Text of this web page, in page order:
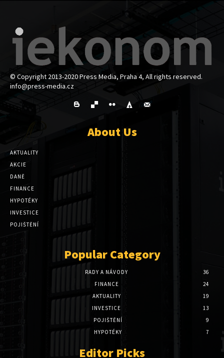
© Copyright 2013-2020 Press Media, Praha 4, All rights reserved.
info@press-media.cz
About Us
AKTUALITY
AKCIE
DANĚ
FINANCE
HYPOTÉKY
INVESTICE
POJIŠTĚNÍ
Popular Category
RADY A NÁVODY
36
FINANCE
24
AKTUALITY
19
INVESTICE
13
POJIŠTĚNÍ
9
HYPOTÉKY
7
Editor Picks